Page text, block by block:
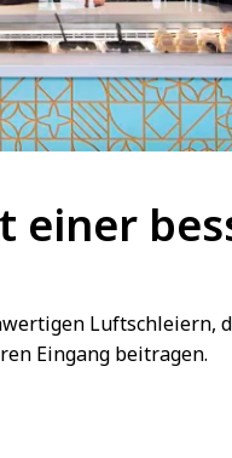
einer
Luftschleiern,
Eingang beitragen.